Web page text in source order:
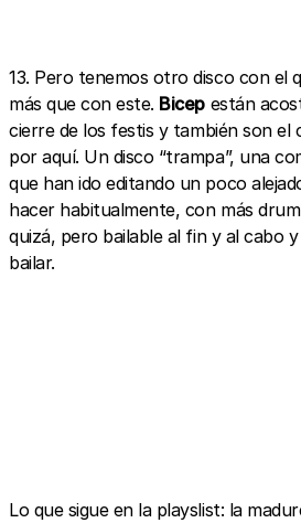
13. Pero tenemos otro disco con el
más que con este. Bicepestán
cierre de los festis y también son el
por aquí. Un disco “trampa”, una
que han ido editando un poco
hacer habitualmente, con más
quizá, pero bailable al fin y al cabo
bailar.
Lo que sigue en la playslist: la